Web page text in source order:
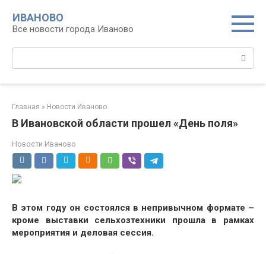
контенту
ИВАНОВО
Все новости города Иваново
Главная » Новости Иваново
В Ивановской области прошел «День поля»
Новости Иваново
В этом году он состоялся в непривычном формате –
кроме выставки сельхозтехники прошла в рамках
мероприятия и деловая сессия.